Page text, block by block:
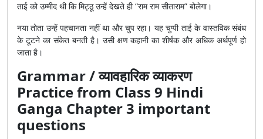
ताई को उम्मीद थी कि मिट्ठू उन्हें देखते ही “राम राम सीताराम” बोलेगा।
नया तोता उन्हें पहचानता नहीं था और चुप रहा। यह चुप्पी ताई के वास्तविक संबंध
के टूटने का संकेत बनती है। उसी क्षण कहानी का शीर्षक और अधिक अर्थपूर्ण हो
जाता है।
Grammar / व्यावहारिक व्याकरण
Practice from Class 9 Hindi
Ganga Chapter 3 important
questions